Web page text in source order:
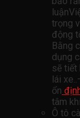
trọng
động
Bằng
dụng
sẽ tiết
lái
ổn
tâm
Ô tô